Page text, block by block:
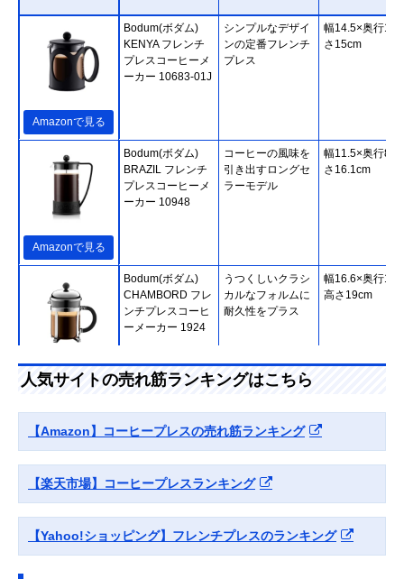
Amazonで見る
‎Bodum(ボダム)
KENYA フレンチ
プレスコーヒーメ
ーカー 10683-01J
シンプルなデザイ
ンの定番フレンチ
プレス
幅14.5×奥行
さ15cm
Amazonで見る
Bodum(ボダム)
BRAZIL フレンチ
プレスコーヒーメ
ーカー 10948
コーヒーの風味を
引き出すロングセ
ラーモデル
幅11.5×奥行8×
さ16.1cm
Amazonで見る
Bodum(ボダム)
CHAMBORD フレ
ンチプレスコーヒ
ーメーカー 1924
うつくしいクラシ
カルなフォルムに
耐久性をプラス
幅16.6×奥行
高さ19cm
プレス プレツィオ
ーザ
ン
HARIO(ハリオ) カ
フェプレス・U
コーヒー豆の個性
を引き出す日本メ
幅13.9×奥行
高17.2cm
人気サイトの売れ筋ランキングはこちら
【Amazon】コーヒープレスの売れ筋ランキング
【楽天市場】コーヒープレスランキング
【Yahoo!ショッピング】フレンチプレスのランキング